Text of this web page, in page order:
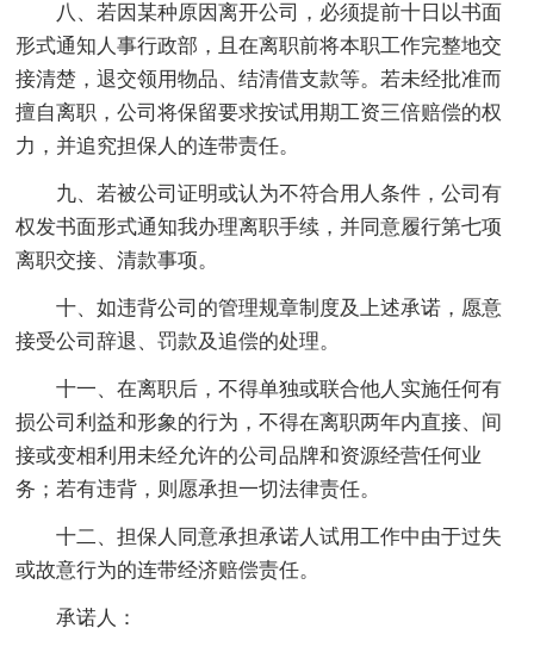
八、若因某种原因离开公司，必须提前十日以书面
形式通知人事行政部，且在离职前将本职工作完整地交
接清楚，退交领用物品、结清借支款等。若未经批准而
擅自离职，公司将保留要求按试用期工资三倍赔偿的权
力，并追究担保人的连带责任。
九、若被公司证明或认为不符合用人条件，公司有
权发书面形式通知我办理离职手续，并同意履行第七项
离职交接、清款事项。
十、如违背公司的管理规章制度及上述承诺，愿意
接受公司辞退、罚款及追偿的处理。
十一、在离职后，不得单独或联合他人实施任何有
损公司利益和形象的行为，不得在离职两年内直接、间
接或变相利用未经允许的公司品牌和资源经营任何业
务；若有违背，则愿承担一切法律责任。
十二、担保人同意承担承诺人试用工作中由于过失
或故意行为的连带经济赔偿责任。
承诺人：